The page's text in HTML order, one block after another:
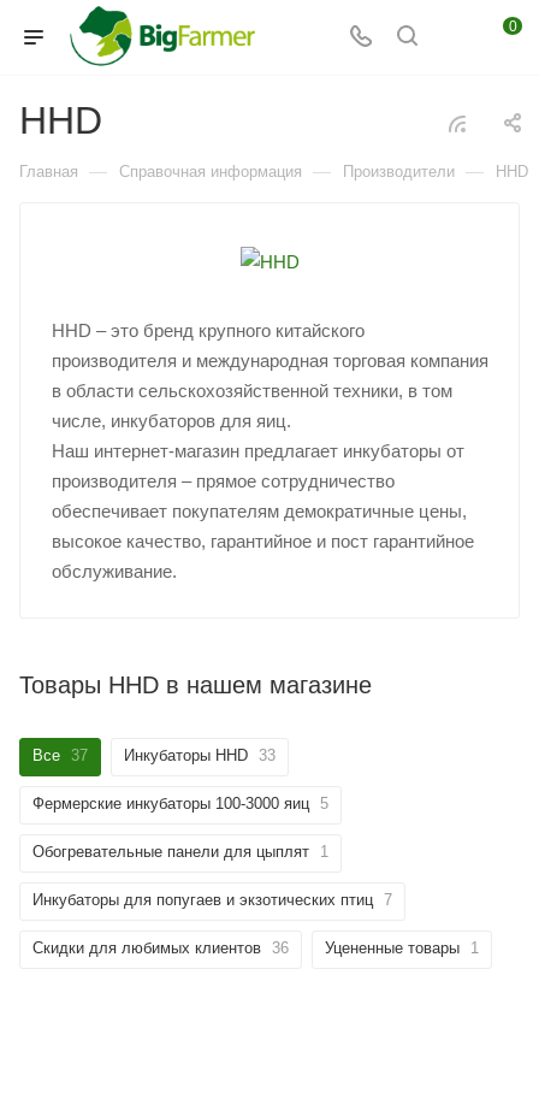
0
HHD
Главная — Справочная информация — Производители — HHD
HHD – это бренд крупного китайского
производителя и международная торговая компания
в области сельскохозяйственной техники, в том
числе, инкубаторов для яиц.
Наш интернет-магазин предлагает инкубаторы от
производителя – прямое сотрудничество
обеспечивает покупателям демократичные цены,
высокое качество, гарантийное и пост гарантийное
обслуживание.
Товары HHD в нашем магазине
Все 37 Инкубаторы HHD 33
Фермерские инкубаторы 100-3000 яиц 5
Обогревательные панели для цыплят 1
Инкубаторы для попугаев и экзотических птиц 7
Скидки для любимых клиентов 36 Уцененные товары 1